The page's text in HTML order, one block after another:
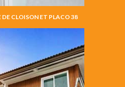
DE CLOISON ET PLACO 38